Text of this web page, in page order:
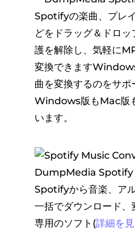
Spotifyの楽曲、プレ
どをドラッグ＆ドロ
護を解除し、気軽に
変換できます
曲を変換するのをサポ
Windows版もMac版
います。
DumpMedia Spotify
Spotifyから音楽、ア
一括でダウンロード
専用のソフト(詳細を